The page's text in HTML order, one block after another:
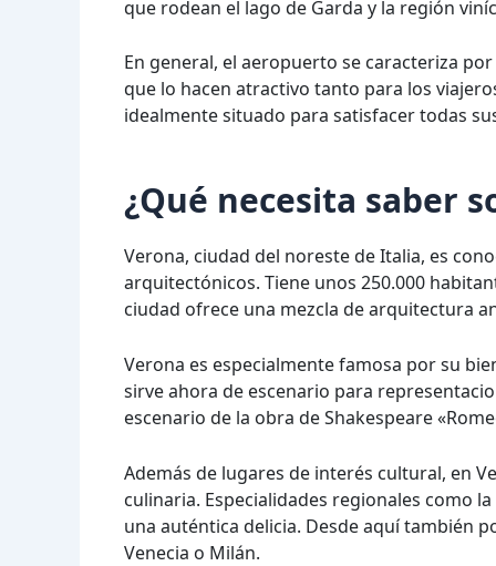
que rodean el lago de Garda y la región
En general, el aeropuerto se caracteriza
que lo hacen atractivo tanto para los
idealmente situado para satisfacer todas
¿Qué necesita saber
Verona, ciudad del noreste de Italia, es
arquitectónicos. Tiene unos 250.000
ciudad ofrece una mezcla de arquitectura
Verona es especialmente famosa por su
sirve ahora de escenario para
escenario de la obra de Shakespeare
Además de lugares de interés cultural, en
culinaria. Especialidades regionales como
una auténtica delicia. Desde aquí también
Venecia o Milán.